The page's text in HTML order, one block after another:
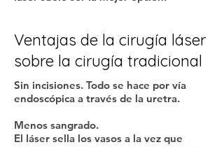
Ventajas de la cirugía láser
sobre la cirugía tradicional
Sin incisiones. Todo se hace por vía
endoscópica a través de la uretra.
Menos sangrado.
El láser sella los vasos a la vez que